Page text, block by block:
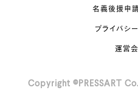
名義後援申
プライバシ
運営
Copyright ©PRESSART